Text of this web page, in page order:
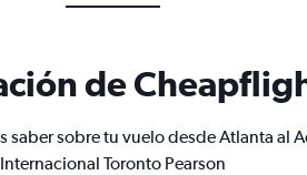
de
saber sobre tu vuelo desde Atlanta al
Internacional Toronto Pearson